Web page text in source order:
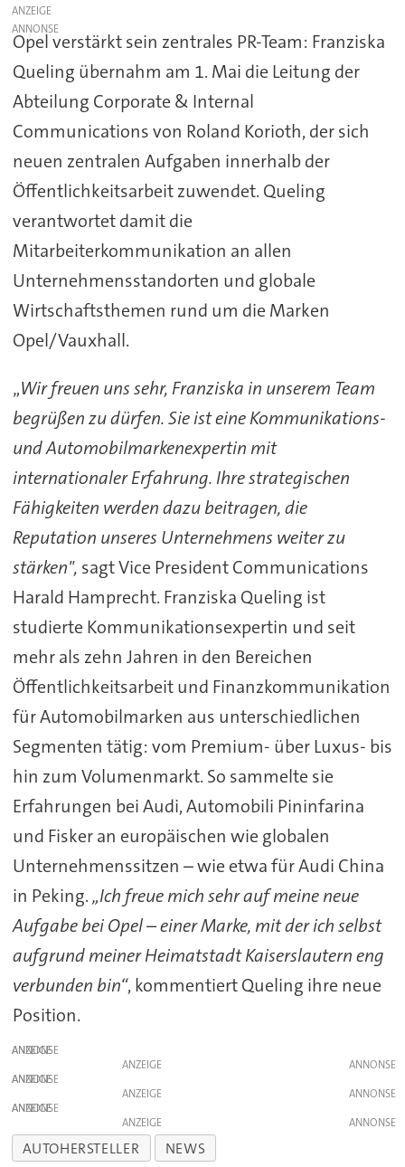
ANZEIGE
Opel verstärkt sein zentrales PR-Team: Franziska
Queling übernahm am 1. Mai die Leitung der
Abteilung Corporate & Internal
Communications von Roland Korioth, der sich
neuen zentralen Aufgaben innerhalb der
Öffentlichkeitsarbeit zuwendet. Queling
verantwortet damit die
Mitarbeiterkommunikation an allen
Unternehmensstandorten und globale
Wirtschaftsthemen rund um die Marken
Opel/Vauxhall.
„Wir freuen uns sehr, Franziska in unserem Team
begrüßen zu dürfen. Sie ist eine Kommunikations-
und Automobilmarkenexpertin mit
internationaler Erfahrung. Ihre strategischen
Fähigkeiten werden dazu beitragen, die
Reputation unseres Unternehmens weiter zu
stärken", sagt Vice President Communications
Harald Hamprecht. Franziska Queling ist
studierte Kommunikationsexpertin und seit
mehr als zehn Jahren in den Bereichen
Öffentlichkeitsarbeit und Finanzkommunikation
für Automobilmarken aus unterschiedlichen
Segmenten tätig: vom Premium- über Luxus- bis
hin zum Volumenmarkt. So sammelte sie
Erfahrungen bei Audi, Automobili Pininfarina
und Fisker an europäischen wie globalen
Unternehmenssitzen – wie etwa für Audi China
in Peking.„Ich freue mich sehr auf meine neue
Aufgabe bei Opel – einer Marke, mit der ich selbst
aufgrund meiner Heimatstadt Kaiserslautern eng
verbunden bin“, kommentiert Queling ihre neue
Position.
ANZEIGE
ANZEIGE
ANZEIGE
ANZEIGE
ANZEIGE
ANZEIGE
AUTOHERSTELLER
NEWS